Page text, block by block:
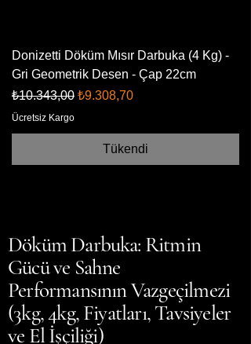
Donizetti Döküm Mısır Darbuka (4 Kg) -
Gri Geometrik Desen - Çap 22cm
Normal Fiyat
₺10.343,00 İndirimli Fiyat
₺9.308,70
Ücretsiz Kargo
Tükendi
Döküm Darbuka: Ritmin
Gücü ve Sahne
Performansının Vazgeçilmezi
(3kg, 4kg, Fiyatları, Tavsiyeler
ve El İşçiliği)